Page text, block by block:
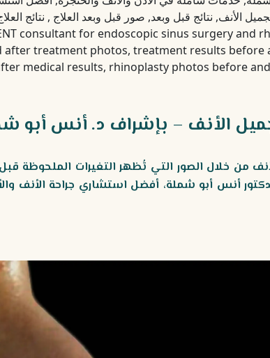
الأنف – بإشراف د. أنس أبو
من خلال الصور التي تُظهر التغيرات
أنس أبو شملة، أفضل استشاري جراحة الأنف